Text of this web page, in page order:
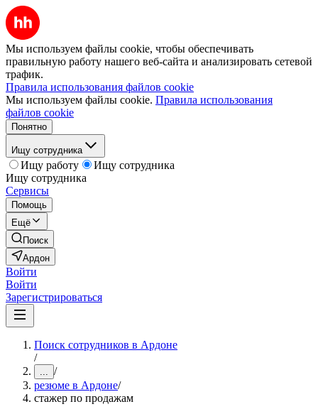
Мы используем файлы cookie, чтобы обеспечивать
правильную работу нашего веб-сайта и анализировать сетевой
трафик.
Правила использования файлов cookie
Мы используем файлы cookie. Правила использования
файлов cookie
Понятно
Ищу сотрудника
Ищу работу
Ищу сотрудника
Ищу сотрудника
Сервисы
Помощь
Ещё
Поиск
Ардон
Войти
Войти
Зарегистрироваться
Поиск сотрудников в Ардоне
/
... /
резюме в Ардоне/
стажер по продажам